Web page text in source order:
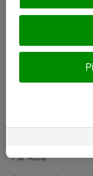
Sekojiet mums
Par Atea
Par Atea